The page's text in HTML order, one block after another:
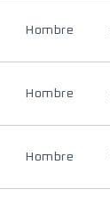
Hombre
Hombre
Hombre